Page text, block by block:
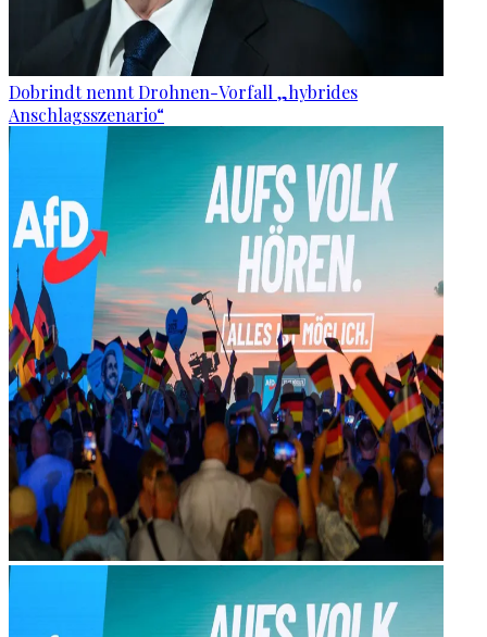
Dobrindt nennt Drohnen-Vorfall „hybrides
Anschlagsszenario“